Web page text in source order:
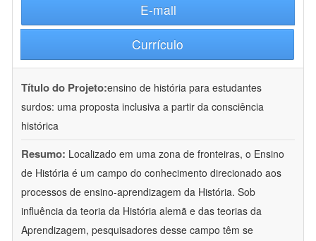
E-mail
Currículo
Título do Projeto:ensino de história para estudantes
surdos: uma proposta inclusiva a partir da consciência
histórica
Resumo: Localizado em uma zona de fronteiras, o Ensino
de História é um campo do conhecimento direcionado aos
processos de ensino-aprendizagem da História. Sob
influência da teoria da História alemã e das teorias da
Aprendizagem, pesquisadores desse campo têm se